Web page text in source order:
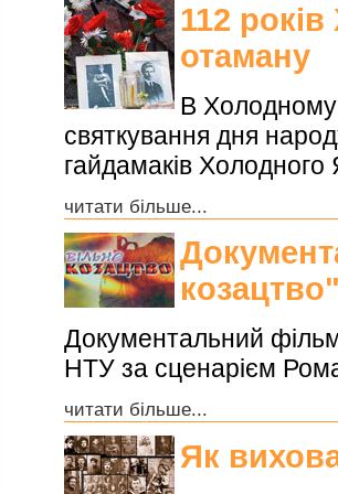
112
отаману
В Холодному
святкування дня
гайдамаків
читати більше...
Документальний
НТУ за сценарієм
читати більше...
Як